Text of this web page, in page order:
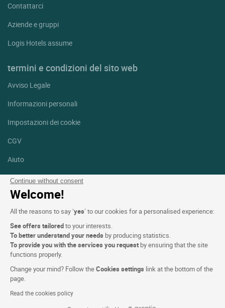
Continue without consent
Welcome!
All the reasons to say ‘yes’ to our cookies for a personalised experience:
See offers tailoredto your interests.
To better understand your needs by producing statistics.
To provide you with the services you request by ensuring that the site
functions properly.
Change your mind? Follow theCookies settings link at the bottom of the
page.
Read the cookies policy
Contattarci
Aziende e gruppi
Logis Hotels assume
termini e condizioni del sito web
Avviso Legale
Informazioni personali
Impostazioni dei cookie
CGV
Aiuto
Mappa del sito
Crediti fotografici
Facebook
Linkedin